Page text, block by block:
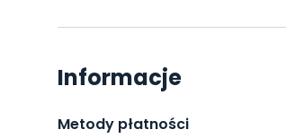
Informacje
Metody płatności